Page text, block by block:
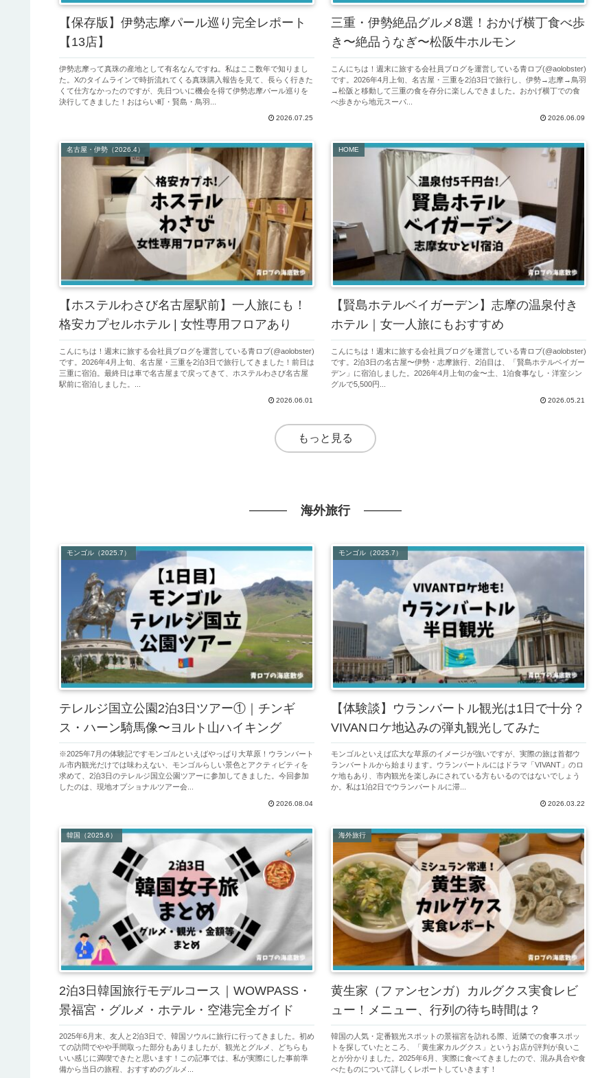
【保存版】伊勢志摩パール巡り完全レポート
【13店】
伊勢志摩って真珠の産地として有名なんですね。私はここ数年で知りまし
た。Xのタイムラインで時折流れてくる真珠購入報告を見て、長らく行きた
くて仕方なかったのですが、先日ついに機会を得て伊勢志摩パール巡りを
決行してきました！おはらい町・賢島・鳥羽...
2026.07.25
三重・伊勢絶品グルメ8選！おかげ横丁食べ歩
き〜絶品うなぎ〜松阪牛ホルモン
こんにちは！週末に旅する会社員ブログを運営している青ロブ(@aolobster)
です。2026年4月上旬、名古屋・三重を2泊3日で旅行し、伊勢→志摩→鳥羽
→松阪と移動して三重の食を存分に楽しんできました。おかげ横丁での食
べ歩きから地元スーパ...
2026.06.09
名古屋・伊勢（2026.4）
【ホステルわさび名古屋駅前】一人旅にも！
格安カプセルホテル | 女性専用フロアあり
こんにちは！週末に旅する会社員ブログを運営している青ロブ(@aolobster)
です。2026年4月上旬、名古屋・三重を2泊3日で旅行してきました！前日は
三重に宿泊。最終日は車で名古屋まで戻ってきて、ホステルわさび名古屋
駅前に宿泊しました。...
2026.06.01
HOME
【賢島ホテルベイガーデン】志摩の温泉付き
ホテル｜女一人旅にもおすすめ
こんにちは！週末に旅する会社員ブログを運営している青ロブ(@aolobster)
です。2泊3日の名古屋〜伊勢・志摩旅行、2泊目は、「賢島ホテルベイガー
デン」に宿泊しました。2026年4月上旬の金〜土、1泊食事なし・洋室シン
グルで5,500円...
2026.05.21
もっと見る
海外旅行
モンゴル（2025.7）
テレルジ国立公園2泊3日ツアー①｜チンギ
ス・ハーン騎馬像〜ヨルト山ハイキング
※2025年7月の体験記ですモンゴルといえばやっぱり大草原！ウランバート
ル市内観光だけでは味わえない、モンゴルらしい景色とアクティビティを
求めて、2泊3日のテレルジ国立公園ツアーに参加してきました。今回参加
したのは、現地オプショナルツアー会...
2026.08.04
モンゴル（2025.7）
【体験談】ウランバートル観光は1日で十分？
VIVANロケ地込みの弾丸観光してみた
モンゴルといえば広大な草原のイメージが強いですが、実際の旅は首都ウ
ランバートルから始まります。ウランバートルにはドラマ「VIVANT」のロ
ケ地もあり、市内観光を楽しみにされている方もいるのではないでしょう
か。私は1泊2日でウランバートルに滞...
2026.03.22
韓国（2025.6）
2泊3日韓国旅行モデルコース｜WOWPASS・
景福宮・グルメ・ホテル・空港完全ガイド
2025年6月末、友人と2泊3日で、韓国ソウルに旅行に行ってきました。初め
ての訪問でやや手間取った部分もありましたが、観光とグルメ、どちらも
いい感じに満喫できたと思います！この記事では、私が実際にした事前準
備から当日の旅程、おすすめのグルメ...
海外旅行
黄生家（ファンセンガ）カルグクス実食レビ
ュー！メニュー、行列の待ち時間は？
韓国の人気・定番観光スポットの景福宮を訪れる際、近隣での食事スポッ
トを探していたところ、「黄生家カルグクス」というお店が評判が良いこ
とが分かりました。2025年6月、実際に食べてきましたので、混み具合や食
べたものについて詳しくレポートしていきます！